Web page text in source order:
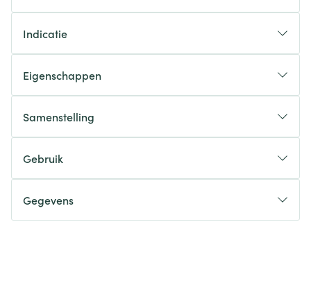
Indicatie
Eigenschappen
Samenstelling
Gebruik
Gegevens